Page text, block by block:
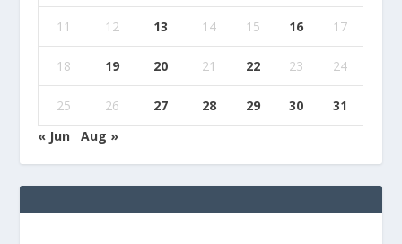
11 12 13 14 15 16 17
18 19 20 21 22 23 24
25 26 27 28 29 30
31
« Jun
Aug »